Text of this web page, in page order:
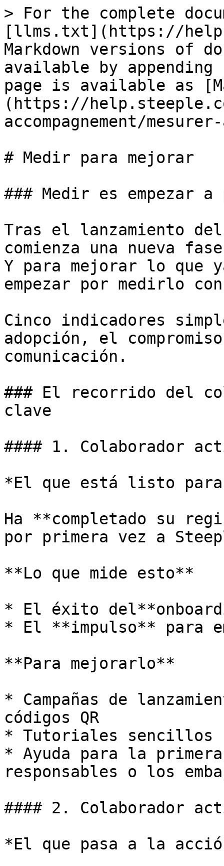
> For the complete
[llms.txt](https://
Markdown versions of
available by
page is available as
(https://
accompagnement/
# Medir para mejorar
### Medir es empezar a
Tras el lanzamiento
comienza una nueva
Y para mejorar lo que
empezar por medirlo
Cinco indicadores
adopción, el
comunicación.
### El recorrido del
clave
#### 1. Colaborador
*El que está listo
Ha **completado su
por primera vez a
**Lo que mide esto**
* El éxito
* El **impulso** para
**Para mejorarlo**
* Campañas de
códigos QR
* Tutoriales sencillos
* Ayuda para la
responsables o los
#### 2. Colaborador
*El que pasa a la